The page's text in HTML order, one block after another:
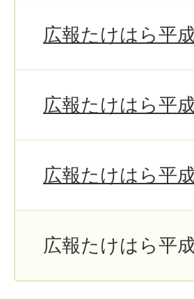
広報たけはら平
広報たけはら平
広報たけはら平
広報たけはら平